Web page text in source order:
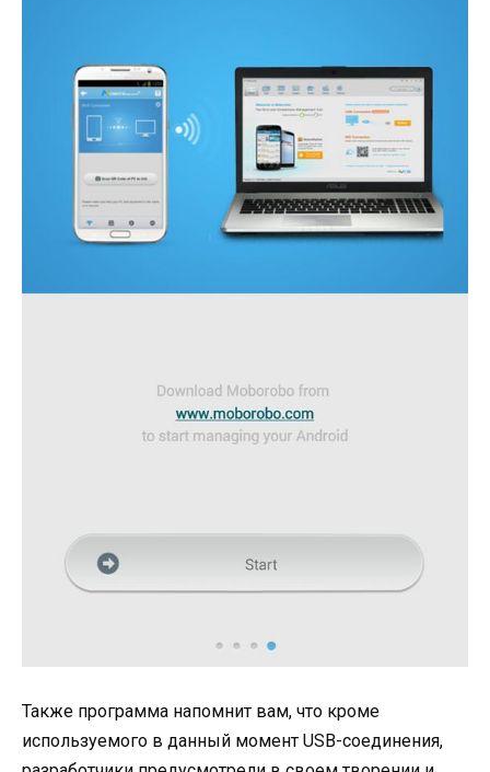
Также программа напомнит вам, что кроме
используемого в данный момент USB-соединения,